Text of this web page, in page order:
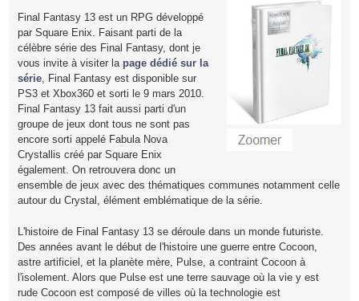
Final Fantasy 13 est un RPG développé
par Square Enix. Faisant parti de la
célèbre série des Final Fantasy, dont je
vous invite à visiter la page dédié sur la
série, Final Fantasy est disponible sur
PS3 et Xbox360 et sorti le 9 mars 2010.
Final Fantasy 13 fait aussi parti d'un
groupe de jeux dont tous ne sont pas
encore sorti appelé Fabula Nova
Crystallis créé par Square Enix
également. On retrouvera donc un
ensemble de jeux avec des thématiques communes notamment celle
autour du Crystal, élément emblématique de la série.
L'histoire de Final Fantasy 13 se déroule dans un monde futuriste.
Des années avant le début de l'histoire une guerre entre Cocoon,
astre artificiel, et la planète mère, Pulse, a contraint Cocoon à
l'isolement. Alors que Pulse est une terre sauvage où la vie y est
rude Cocoon est composé de villes où la technologie est